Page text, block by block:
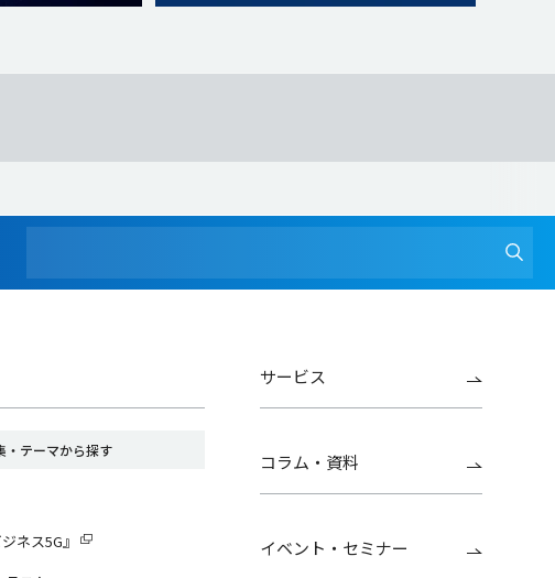
・テーマから探す
ネス5G』
サービス
コラム・資料
イベント・セミナー